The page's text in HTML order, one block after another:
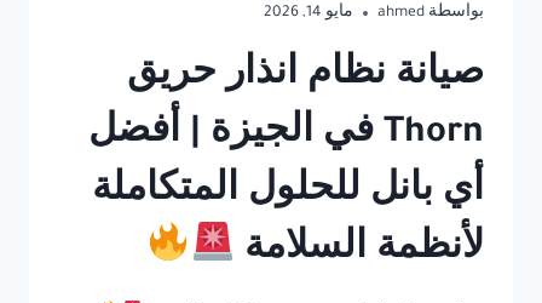
بواسطة ahmed مايو 14, 2026
صيانة نظام انذار حريق
Thorn في الجيزة | أفضل
أي بانل للحلول المتكاملة
لأنظمة السلامة